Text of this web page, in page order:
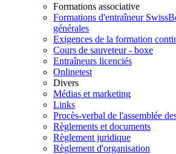
Formations associative
Formations d'entraîneur
générales
Exigences de la formation
Cours de sauveteur - boxe
Entraîneurs licenciés
Onlinetest
Divers
Médias et marketing
Links
Procès-verbal de l'assemblée
Règlements et documents
Règlement juridique
Règlement d'organisation